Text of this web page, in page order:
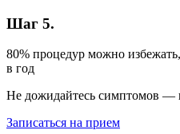
Шаг 5.
80% процедур можно
в год
Не дожидайтесь симптомов —
Записаться на прием